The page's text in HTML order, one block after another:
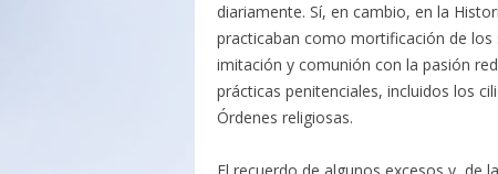
diariamente. Sí, en cambio, en la
practicaban como mortificación de
imitación y comunión con la pasión
prácticas penitenciales, incluidos los
Órdenes religiosas.